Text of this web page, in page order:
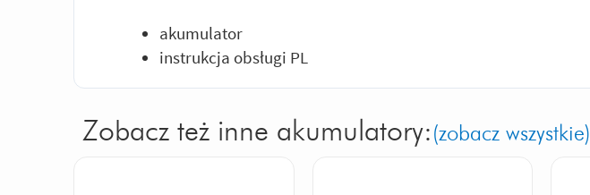
akumulator
instrukcja obsługi PL
Zobacz też inne akumulatory: (zobacz wszystkie)